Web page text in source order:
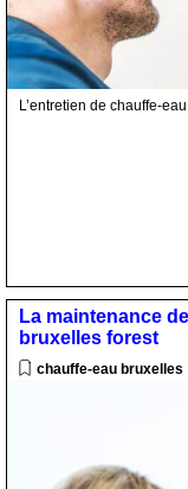
L’entretien de chauffe-
La maintenance
bruxelles forest
chauffe-eau bruxelles